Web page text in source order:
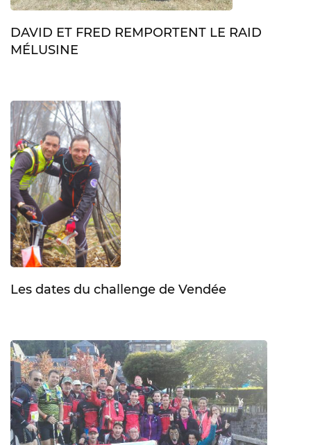
DAVID ET FRED REMPORTENT LE RAID
MÉLUSINE
Les dates du challenge de Vendée